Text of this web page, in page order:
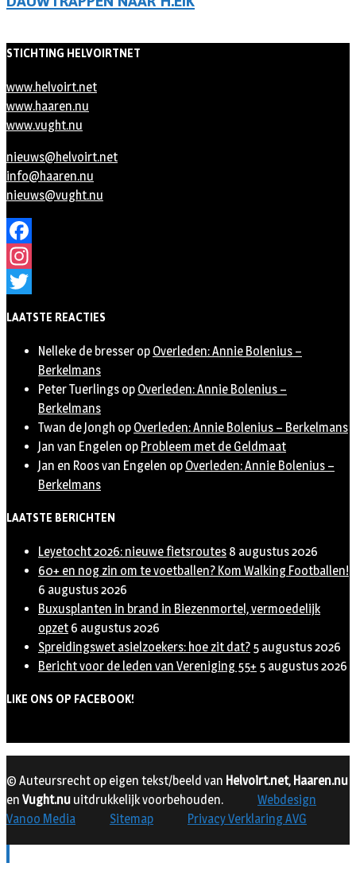
STICHTING HELVOIRTNET
www.helvoirt.net
www.haaren.nu
www.vught.nu
nieuws@helvoirt.net
info@haaren.nu
nieuws@vught.nu
Facebook
Instagram
LAATSTE REACTIES
Nelleke de bresser op Overleden: Annie Bolenius –
Berkelmans
Peter Tuerlings op Overleden: Annie Bolenius –
Berkelmans
Twan de Jongh op Overleden: Annie Bolenius – Berkelmans
Jan van Engelen op Probleem met de Geldmaat
Jan en Roos van Engelen op Overleden: Annie Bolenius –
Berkelmans
LAATSTE BERICHTEN
Leyetocht 2026: nieuwe fietsroutes 8 augustus 2026
60+ en nog zin om te voetballen? Kom Walking Footballen!
6 augustus 2026
Buxusplanten in brand in Biezenmortel, vermoedelijk
opzet 6 augustus 2026
Spreidingswet asielzoekers: hoe zit dat? 5 augustus 2026
Bericht voor de leden van Vereniging 55+ 5 augustus 2026
LIKE ONS OP FACEBOOK!
© Auteursrecht op eigen tekst/beeld van Helvoirt.net, Haaren.nu
en Vught.nu uitdrukkelijk voorbehouden.
Webdesign
Vanoo Media
Sitemap Privacy Verklaring AVG